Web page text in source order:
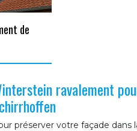
de
ravalement
préserver votre façade dans